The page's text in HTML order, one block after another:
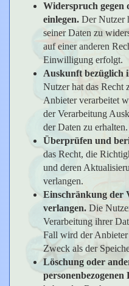
Widerspruch gegen
einlegen. Der Nutzer
seiner Daten zu
auf einer anderen
Einwilligung erfolgt.
Auskunft bezüglich
Nutzer hat das Recht
Anbieter verarbeitet
der Verarbeitung
der Daten zu erhalten.
Überprüfen und
das Recht, die
und deren
verlangen.
Einschränkung der
verlangen. Die
Verarbeitung ihrer
Fall wird der Anbieter
Zweck als der
Löschung oder
personenbezogenen